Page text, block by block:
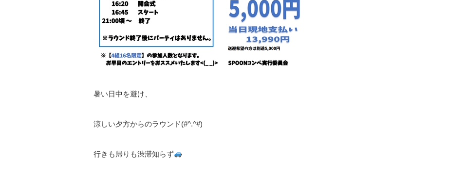
暑い日中を避け、
涼しい夕方からのラウンド(#^.^#)
行きも帰りも渋滞知らず